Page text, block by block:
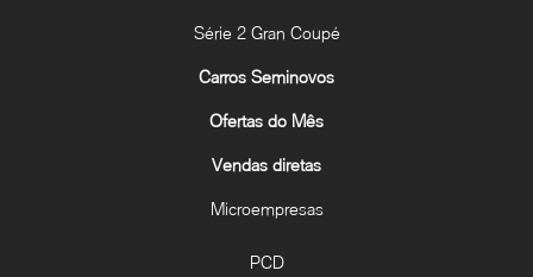
Série 2 Gran Coupé
Carros Seminovos
Ofertas do Mês
Vendas diretas
Microempresas
PCD